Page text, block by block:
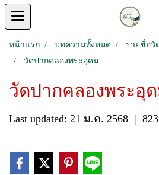
หน้าแรก บทความทั้งหมด
รายชื่อวั
วัดปากคลองพระอุดม
วัดปากคลองพระอุ
Last updated: 21 ม.ค. 2568 |